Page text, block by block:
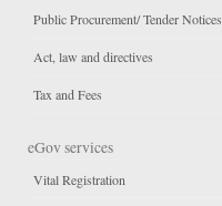
Public Procurement/ Tender Notices
Act, law and directives
Tax and Fees
eGov services
Vital Registration